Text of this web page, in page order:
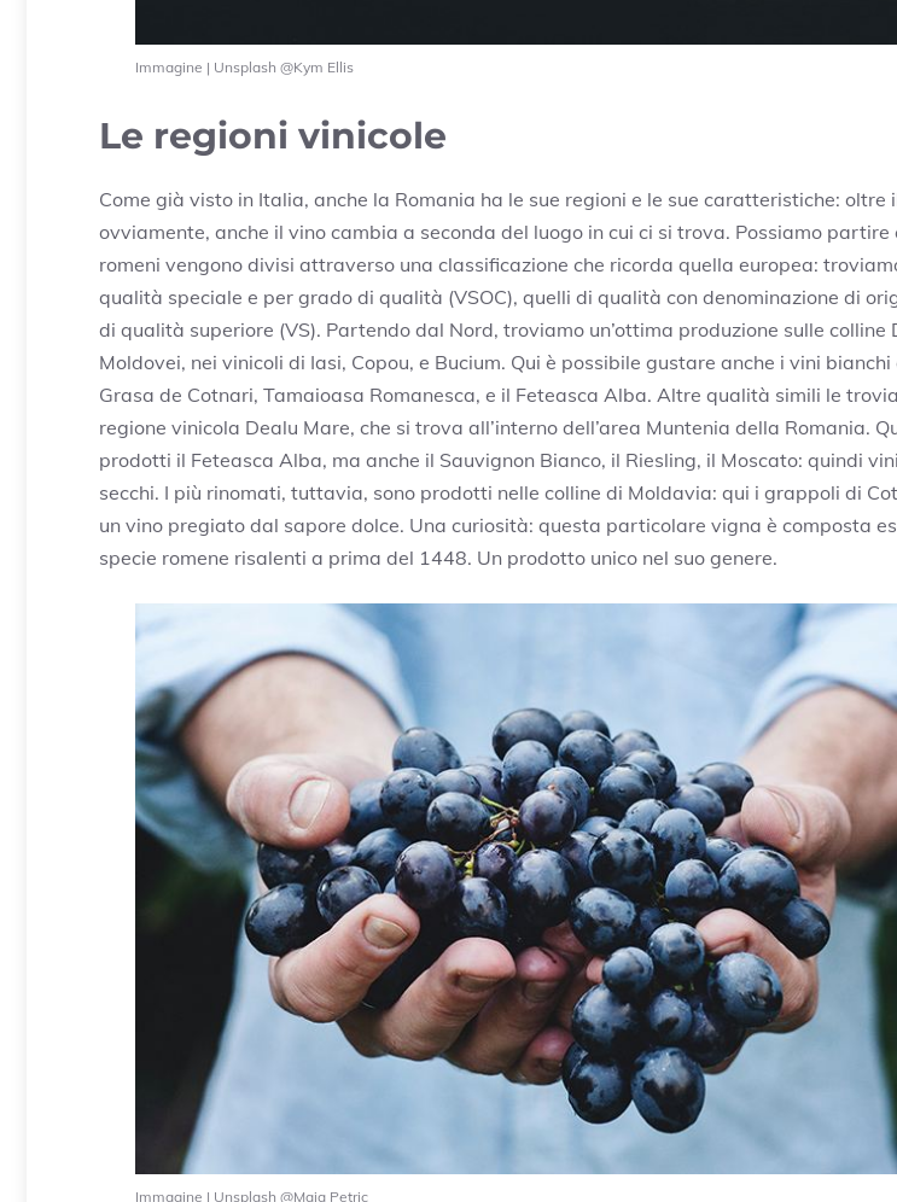
Immagine | Unsplash @Kym Ellis
Le regioni vinicole
Come già visto in Italia, anche la Romania ha le sue regioni e le sue caratteristiche: oltre
ovviamente, anche il vino cambia a seconda del luogo in cui ci si trova. Possiamo partire
romeni vengono divisi attraverso una classificazione che ricorda quella europea:
qualità speciale e per grado di qualità (VSOC), quelli di qualità con denominazione di
di qualità superiore (VS). Partendo dal Nord, troviamo un’ottima produzione sulle colline
Moldovei, nei vinicoli di Iasi, Copou, e Bucium. Qui è possibile gustare anche i vini bianchi
Grasa de Cotnari, Tamaioasa Romanesca, e il Feteasca Alba. Altre qualità simili le
regione vinicola Dealu Mare, che si trova all’interno dell’area Muntenia della Romania.
prodotti il Feteasca Alba, ma anche il Sauvignon Bianco, il Riesling, il Moscato: quindi
secchi. I più rinomati, tuttavia, sono prodotti nelle colline di Moldavia: qui i grappoli di
un vino pregiato dal sapore dolce. Una curiosità: questa particolare vigna è composta
specie romene risalenti a prima del 1448. Un prodotto unico nel suo genere.
Immagine | Unsplash @Maja Petric